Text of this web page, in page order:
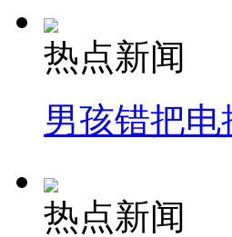
热点新闻
男孩错把电
热点新闻